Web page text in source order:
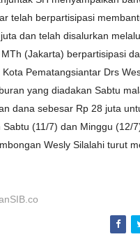
telah berpartisipasi
dan telah disalurkan
(Jakarta) berpartisipasi
Kota Pematangsiantar Drs
yang diadakan Sabtu
dana sebesar Rp 28 juta
Sabtu (11/7) dan Minggu (12/
Wesly Silalahi turut